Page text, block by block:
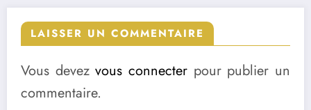
LAISSER UN COMMENTAIRE
Vous devezvous connecter pour publier un
commentaire.